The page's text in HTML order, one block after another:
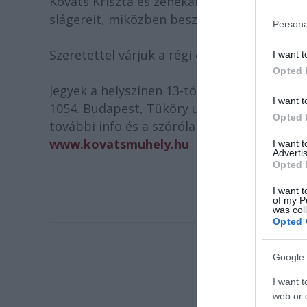
I want
Opted
I want
Opted
I want
Opted
I want
of my
was
Opted
Google
I want
web or
slágereit, miközben beszélgetés is lesz!
Szeretettel várjuk a régi és az új
Jegyek a helyszínen 13-tól elővételben
1054. Budapest, Tüköry u. 5. tel: 332-5967,
további info és a szórólap:
www.kovatsmuhely.hu